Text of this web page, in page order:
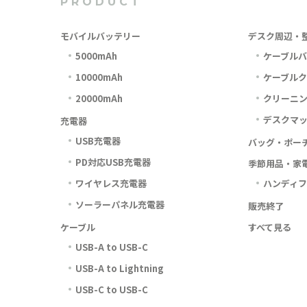
モバイルバッテリー
5000mAh
10000mAh
20000mAh
充電器
USB充電器
PD対応USB充電器
ワイヤレス充電器
ソーラーパネル充電器
ケーブル
USB-A to USB-C
USB-A to Lightning
USB-C to USB-C
デスク周辺・
ケーブル
ケーブル
クリーニ
デスクマ
バッグ・ポー
季節用品・家
ハンディ
販売終了
すべて見る